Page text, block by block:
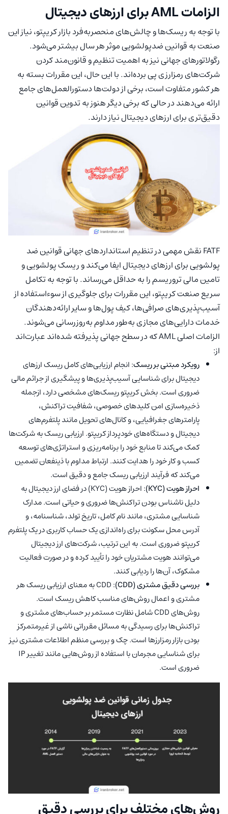
الزامات AML برای ارزهای دیجیتال
با توجه به ریسک‌ها و چالش‌های منحصربه‌فرد بازار کریپتو، نیاز این
صنعت به قوانین ضدپولشویی موثر هر سال بیشتر می‌شود.
رگولاتورهای جهانی نیز به اهمیت تنظیم و قانون‌مند کردن
شرکت‌های رمزارزی پی برده‌اند. با این حال، این مقررات بسته به
هر کشور متفاوت است، برخی از دولت‌ها دستورالعمل‌های جامع
ارائه می‌دهند در حالی که برخی دیگر هنوز به تدوین قوانین
دقیق‌تری برای ارزهای دیجیتال نیاز دارند.
FATF نقش مهمی در تنظیم استانداردهای جهانی قوانین ضد
پولشویی برای ارزهای دیجیتال ایفا می‌کند و ریسک پولشویی و
تامین مالی تروریسم را به حداقل می‌رساند. با توجه به تکامل
سریع صنعت کریپتو، این مقررات برای جلوگیری از سوءاستفاده از
آسیب‌پذیری‌های صرافی‌ها، کیف پول‌ها و سایر ارائه‌دهندگان
خدمات دارایی‌های مجازی به‌طور مداوم به‌روزرسانی می‌شوند.
الزامات اصلی AML که در سطح جهانی پذیرفته شده‌اند عبارت‌اند
از:
رویکرد مبتنی بر ریسک: انجام ارزیابی‌های کامل ریسک ارزهای
دیجیتال برای شناسایی آسیب‌پذیری‌ها و پیشگیری از جرائم مالی
ضروری است. بخش کریپتو ریسک‌های مشخصی دارد، ازجمله
ذخیره‌سازی امن کلیدهای خصوصی، شفافیت تراکنش،
پارامترهای جغرافیایی، و کانال‌های تحویل مانند پلتفرم‌های
دیجیتال و دستگاه‌های خودپرداز کریپتو. ارزیابی‌ ریسک به شرکت‌ها
کمک می‌کند تا منابع خود را برنامه‌ریزی و استراتژی‌های توسعه
کسب و کار خود را هدایت کنند. ارتباط مداوم با ذینفعان تضمین
می‌کند که فرآیند ارزیابی ریسک جامع و دقیق است.
احراز هویت (KYC)
: احراز هویت (KYC) در فضای ارز دیجیتال به
دلیل ناشناس بودن تراکنش‌ها ضروری و حیاتی است. مدارک
شناسایی مشتری، مانند نام کامل، تاریخ تولد، شناسنامه، و
آدرس محل سکونت برای راه‌اندازی یک حساب کاربری در یک پلتفرم
کریپتو ضروری است. به این ترتیب، شرکت‌های ارز دیجیتال
می‌توانند هویت مشتریان خود را تأیید کرده و در صورت فعالیت
مشکوک، آن‌ها را ردیابی کنند.
بررسی دقیق مشتری(CDD)
: CDD به معنای ارزیابی ریسک هر
مشتری و اعمال روش‌های مناسب کاهش ریسک است.
روش‌های CDD شامل نظارت مستمر بر حساب‌های مشتری و
تراکنش‌ها برای رسیدگی به مسائل مقرراتی ناشی از غیرمتمرکز
بودن بازار رمزارزها است. چک و بررسی منظم اطلاعات مشتری نیز
برای شناسایی مجرمان با استفاده از روش‌هایی مانند تغییر IP
ضروری است.
روش‌های مختلف برای بررسی دقیق